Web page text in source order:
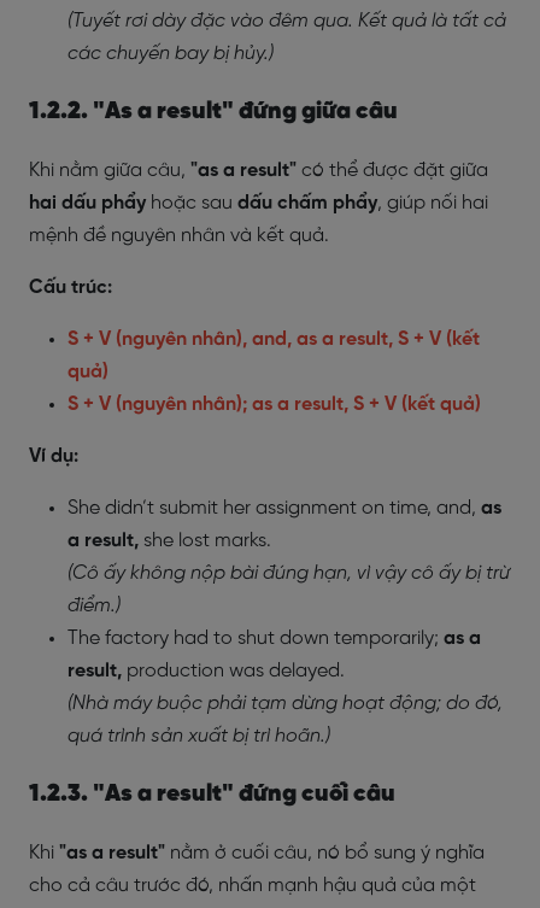
(Tuyết rơi dày đặc vào đêm qua. Kết quả là tất cả
các chuyến bay bị hủy.)
1.2.2. "As a result" đứng giữa câu
Khi nằm giữa câu, "as a result" có thể được đặt giữa
hai dấu phẩy hoặc sau dấu chấm phẩy, giúp nối hai
mệnh đề nguyên nhân và kết quả.
Cấu trúc:
S + V (nguyên nhân), and, as a result, S + V (kết
quả)
S + V (nguyên nhân); as a result, S + V (kết quả)
Ví dụ:
She didn’t submit her assignment on time, and, as
a result, she lost marks.
(Cô ấy không nộp bài đúng hạn, vì vậy cô ấy bị trừ
điểm.)
The factory had to shut down temporarily; as a
result, production was delayed.
(Nhà máy buộc phải tạm dừng hoạt động; do đó,
quá trình sản xuất bị trì hoãn.)
1.2.3. "As a result" đứng cuối câu
Khi "as a result" nằm ở cuối câu, nó bổ sung ý nghĩa
cho cả câu trước đó, nhấn mạnh hậu quả của một